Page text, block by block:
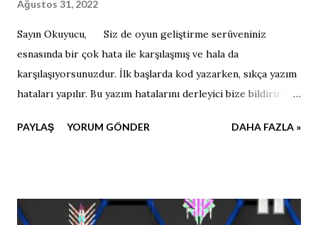
Ağustos 31, 2022
Sayın Okuyucu, Siz de oyun geliştirme serüveniniz
esnasında bir çok hata ile karşılaşmış ve hala da
karşılaşıyorsunuzdur. İlk başlarda kod yazarken, sıkça yazım
hataları yapılır. Bu yazım hatalarını derleyici bize bildirir ve
halde yazdığımız kodlar bize istediğimiz sonucu
hatalar yapacaksınız ve çözümünü arayacaksınız. Sizlere
PAYLAŞ YORUM GÖNDER DAHA FAZLA »